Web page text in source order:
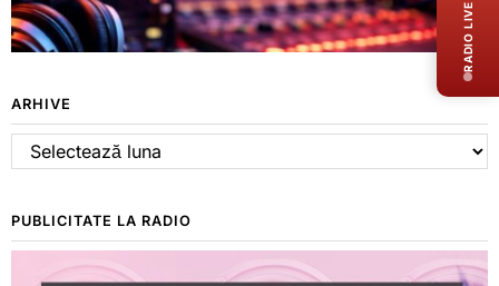
ARHIVE
Arhive
PUBLICITATE LA RADIO
RADIO LIVE